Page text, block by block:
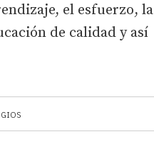
el esfuerzo, la
de calidad y así